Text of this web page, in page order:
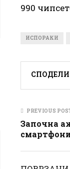
990
ИСПОРАКИ
СПОДЕЛИ
PREVIOUS
Започна